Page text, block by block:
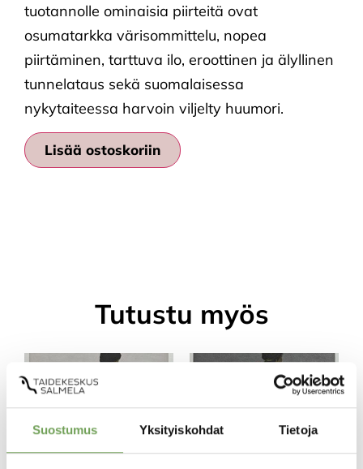
Suostumus Yksityiskohdat Tietoja
tuotannolle ominaisia piirteitä ovat
osumatarkka värisommittelu, nopea
piirtäminen, tarttuva ilo, eroottinen ja älyllinen
tunnelataus sekä suomalaisessa
nykytaiteessa harvoin viljelty huumori.
Lisää ostoskoriin
Tutustu myös